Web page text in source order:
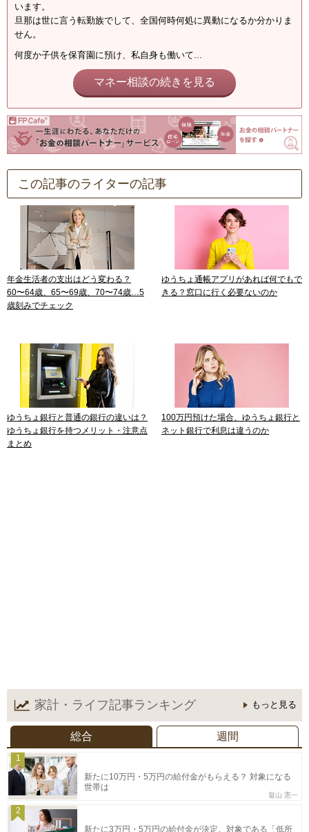
います。
旦那は世に言う転勤族でして、全国何時何処に異動になるか分かりま
せん。
何度か子供を保育園に預け、私自身も働いて...
マネー相談の続きを見る
この記事のライターの記事
年金生活者の支出はどう変わる？
60〜64歳、65〜69歳、70〜74歳…5
歳刻みでチェック
ゆうちょ通帳アプリがあれば何でもで
きる？窓口に行く必要ないのか
ゆうちょ銀行と普通の銀行の違いは？
ゆうちょ銀行を持つメリット・注意点
まとめ
100万円預けた場合、ゆうちょ銀行と
ネット銀行で利息は違うのか
家計・ライフ記事ランキング もっと見る
総合 週間
1
新たに10万円・5万円の給付金がもらえる？ 対象になる
世帯は
畠山 憲一
2
新たに3万円・5万円の給付金が決定。対象である「低所